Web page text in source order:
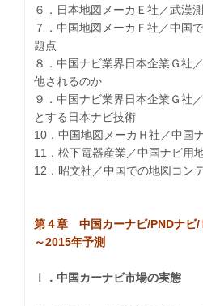
６．日本地図メーカＥ社／武漢
７．中国地図メーカＦ社／中国
題点
８．中国ナビ業界日本企業Ｇ社
他されるのか
９．中国ナビ業界日本企業Ｇ社
とする日本ナビ技術
10．中国地図メーカＨ社／中国
11．松下電器産業／中国ナビ用
12．昭文社／中国での地図コン
第４章 中国カーナビ/PNDナビ/
～2015年予測
Ⅰ．中国カーナビ市場の実態